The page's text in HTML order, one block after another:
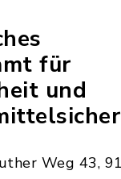
für
und
Weg 43,